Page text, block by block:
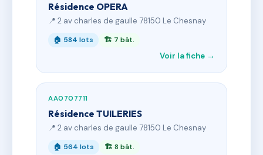
Résidence OPERA
📍 2 av charles de gaulle 78150 Le Chesnay
🏠 584 lots 🏗 7 bât.
Voir la fiche →
AA0707711
Résidence TUILERIES
📍 2 av charles de gaulle 78150 Le Chesnay
🏠 564 lots 🏗 8 bât.